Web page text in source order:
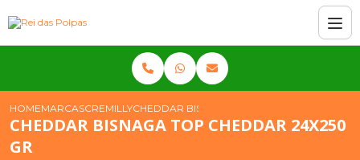
HOMEMARCASCREMILLYCHEDDAR BISNAGA TOP CHEDDAR 24X250
CHEDDAR BISNAGA TOP CHEDDAR 24X250
GR